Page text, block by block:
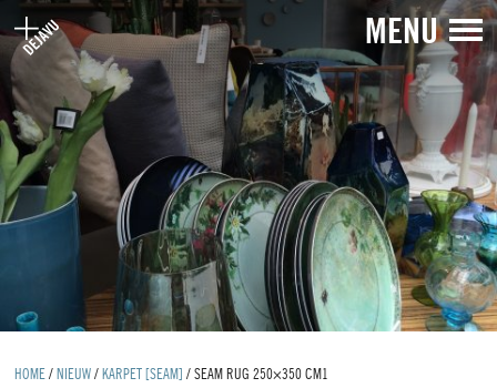
MENU
HOME / NIEUW / KARPET [SEAM] /SEAM RUG 250×350 CM1